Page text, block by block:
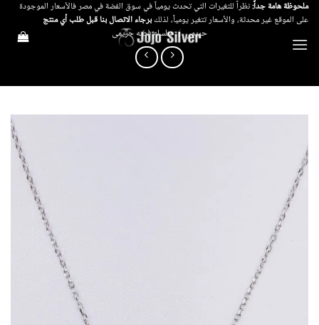
تخطي
للمحتوى
ملحوظة هامة جداً:نظراً للتغيرات التي تحدث يومياً في سوق الفضة في مصر فالأسعار الموجودة
على الموقع غير محدثة، والأسعار تتغير يومياً، لذلكبرجاء الاتصال بنا قبل طلب أي منتج
حريمي / سلسله فضه حريمى